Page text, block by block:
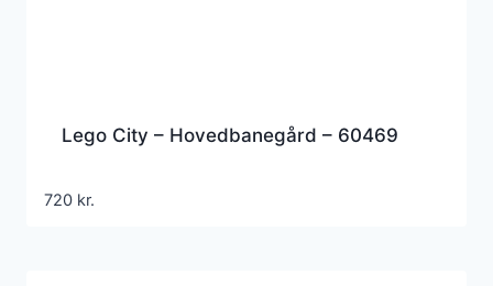
Lego City – Hovedbanegård – 60469
720 kr.